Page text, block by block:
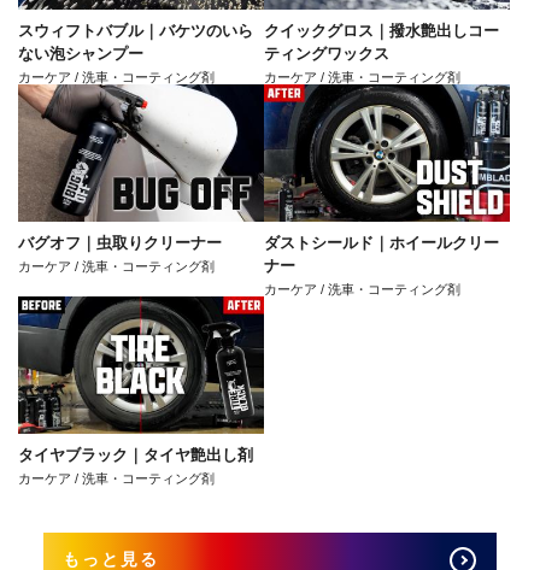
スウィフトバブル｜バケツのいら
ない泡シャンプー
カーケア / 洗車・コーティング剤
クイックグロス｜撥水艶出しコー
ティングワックス
カーケア / 洗車・コーティング剤
バグオフ｜虫取りクリーナー
カーケア / 洗車・コーティング剤
ダストシールド｜ホイールクリー
ナー
カーケア / 洗車・コーティング剤
タイヤブラック｜タイヤ艶出し剤
カーケア / 洗車・コーティング剤
もっと見る